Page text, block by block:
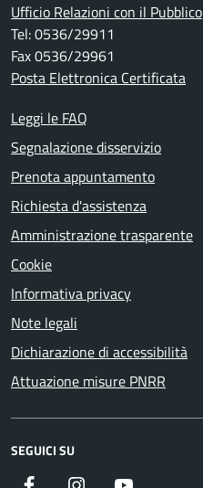
Ufficio Relazioni con il Pubblico
Tel: 0536/29911
Fax 0536/29961
Posta Elettronica Certificata
Leggi le FAQ
Segnalazione disservizio
Prenota appuntamento
Richiesta d'assistenza
Amministrazione trasparente
Cookie
Informativa privacy
Note legali
Dichiarazione di accessibilità
Attuazione misure PNRR
SEGUICI SU